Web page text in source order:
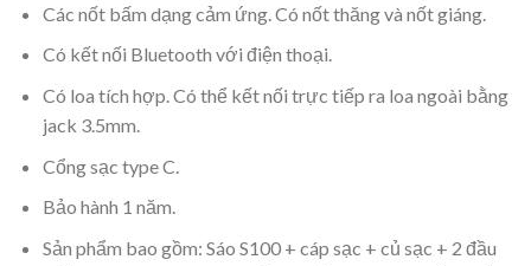
Các nốt bấm dạng cảm ứng. Có nốt thăng và nốt giáng.
Có kết nối Bluetooth với điện thoại.
Có loa tích hợp. Có thể kết nối trực tiếp ra loa ngoài bằng
jack 3.5mm.
Cổng sạc type C.
Bảo hành 1 năm.
Sản phẩm bao gồm: Sáo S100 + cáp sạc + củ sạc + 2 đầu